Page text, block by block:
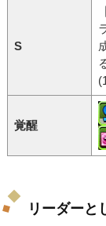
S
覚醒
リーダーと